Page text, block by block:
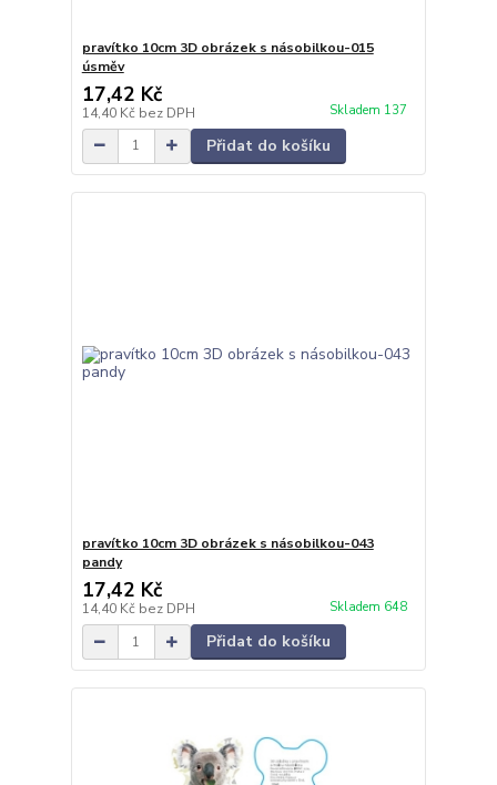
pravítko 10cm 3D obrázek s násobilkou-015
úsměv
17,42 Kč
14,40 Kč bez DPH Skladem 137
Přidat do košíku
pravítko 10cm 3D obrázek s násobilkou-043
pandy
17,42 Kč
14,40 Kč bez DPH Skladem 648
Přidat do košíku